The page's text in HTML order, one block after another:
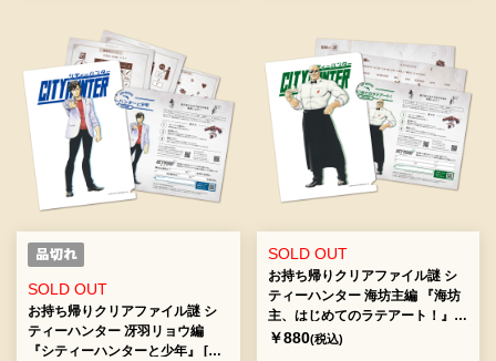
SOLD OUT
お持ち帰りクリアファイル謎 シ
ティーハンター 冴羽リョウ編
『シティーハンターと少年』 [送
SOLD OUT
お持ち帰りクリアファイル謎 シ
ティーハンター 海坊主編 『海坊
主、はじめてのラテアート！』
[送料ウエイト：2]
￥880(税込)